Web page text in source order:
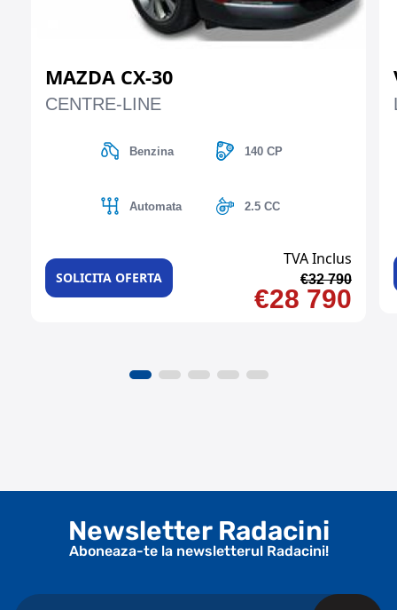
MAZDA CX-30
CENTRE-LINE
Benzina 140 CP
Automata 2.5 CC
SOLICITA OFERTA
TVA Inclus
€32 790
€28 790
Newsletter Radacini
Aboneaza-te la newsletterul Radacini!